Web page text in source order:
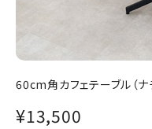
60cm角カフェテーブル（ナ
¥13,500